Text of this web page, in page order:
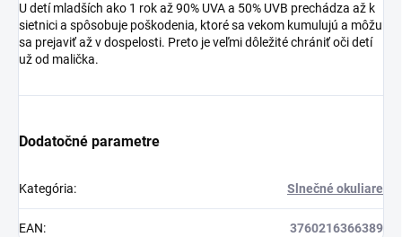
U detí mladších ako 1 rok až 90% UVA a 50% UVB prechádza až k
sietnici a spôsobuje poškodenia, ktoré sa vekom kumulujú a môžu
sa prejaviť až v dospelosti. Preto je veľmi dôležité chrániť oči detí
už od malička.
Dodatočné parametre
Kategória: Slnečné okuliare
EAN: 3760216366389